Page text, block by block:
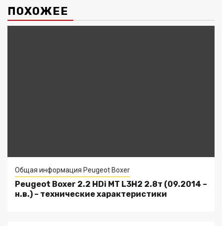
ПОХОЖЕЕ
Общая информация Peugeot Boxer
Peugeot Boxer 2.2 HDi MT L3H2 2.8т (09.2014 –
н.в.) – технические характеристики